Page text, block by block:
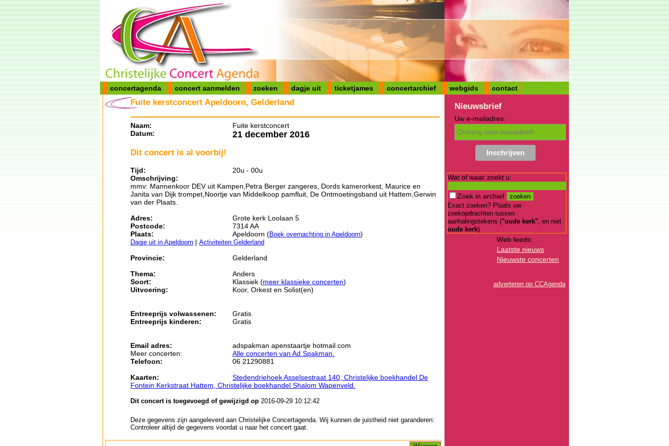
concertagenda concert aanmelden zoeken dagje uit ticketjames concertarchief webgids contact
Fuite kerstconcert Apeldoorn, Gelderland
Naam:
Fuite kerstconcert
Datum:
21 december 2016
Dit concert is al voorbij!
Tijd:
20u - 00u
Omschrijving:
mmv: Mannenkoor DEV uit Kampen,Petra Berger zangeres, Dords kamerorkest, Maurice en
Janita van Dijk trompet,Noortje van Middelkoop pamfluit, De Ontmoetingsband uit Hattem,Gerwin
van der Plaats.
Adres:
Grote kerk Loolaan 5
Postcode:
7314 AA
Plaats:
Apeldoorn (Boek overnachting in Apeldoorn)
Dagje uit in Apeldoorn | Activiteiten Gelderland
Provincie:
Gelderland
Thema:
Anders
Soort:
Klassiek (meer klassieke concerten)
Uitvoering:
Koor, Orkest en Solist(en)
Entreeprijs volwassenen:
Gratis
Entreeprijs kinderen:
Gratis
Email adres:
adspakman apenstaartje hotmail.com
Meer concerten:
Alle concerten van Ad Spakman.
Telefoon:
06 21290881
Kaarten:
Stedendriehoek Asselsestraat 140, Christelijke boekhandel De
Fontein Kerkstraat Hattem, Christelijke boekhandel Shalom Wapenveld.
Dit concert is toegevoegd of gewijzigd op 2016-09-29 10:12:42
Deze gegevens zijn aangeleverd aan Christelijke Concertagenda. Wij kunnen de juistheid niet garanderen:
Controleer altijd de gegevens voordat u naar het concert gaat.
Nieuwsbrief
Uw e-mailadres:
Wat of waar zoekt u:
Zoek in archief
Exact zoeken? Plaats uw
zoekopdrachten tussen
aanhalingstekens ("oude kerk", en niet
oude kerk)
Web feeds:
Laatste nieuws
Nieuwste concerten
adverteren op CCAgenda